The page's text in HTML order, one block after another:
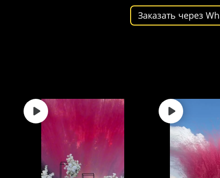
Заказать через